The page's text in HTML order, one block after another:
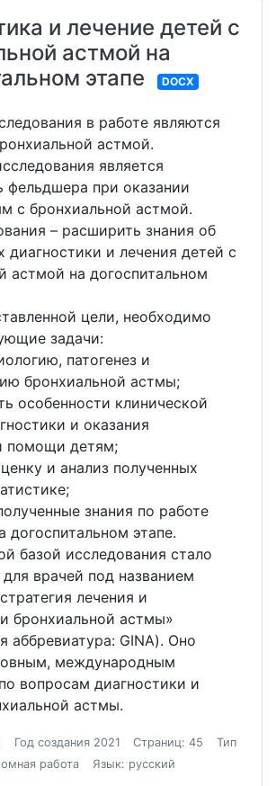
и лечение детей с
астмой на
этапе
DOCX
в работе являются
астмой.
является
фельдшера при оказании
с бронхиальной астмой.
– расширить знания об
диагностики и лечения детей с
астмой на догоспитальном
цели, необходимо
задачи:
патогенез и
бронхиальной астмы;
особенности клинической
и оказания
помощи детям;
и анализ полученных
знания по работе
догоспитальном этапе.
базой исследования стало
врачей под названием
лечения и
бронхиальной астмы»
аббревиатура: GINA). Оно
международным
вопросам диагностики и
астмы.
Год создания 2021 Страниц: 45
Тип
работа
Язык: русский